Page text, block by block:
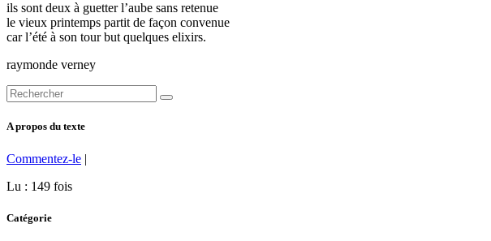
ils sont deux à guetter l’aube sans retenue
le vieux printemps partit de façon convenue
car l’été à son tour but quelques elixirs.
raymonde verney
A propos du texte
Commentez-le |
Lu : 149 fois
Catégorie